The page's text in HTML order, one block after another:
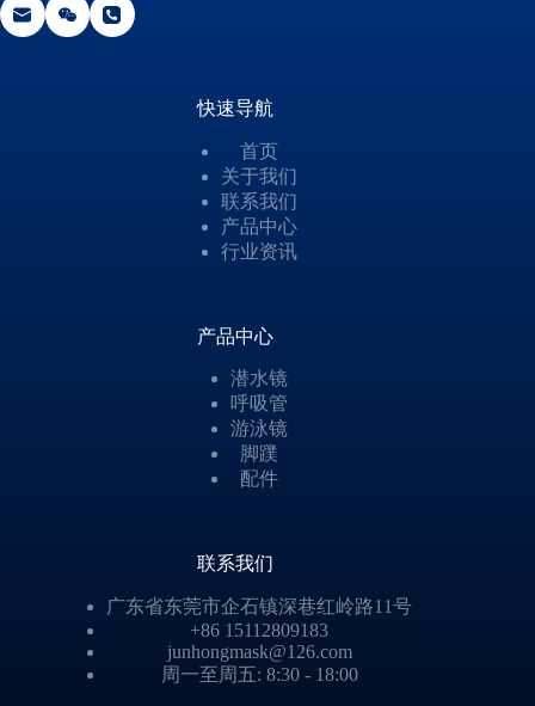
快速导航
首页
关于我们
联系我们
产品中心
行业资讯
产品中心
潜水镜
呼吸管
游泳镜
脚蹼
配件
联系我们
广东省东莞市企石镇深巷红岭路11号
+86 15112809183
junhongmask@126.com
周一至周五: 8:30 - 18:00